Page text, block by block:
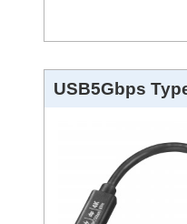
USB5Gbps